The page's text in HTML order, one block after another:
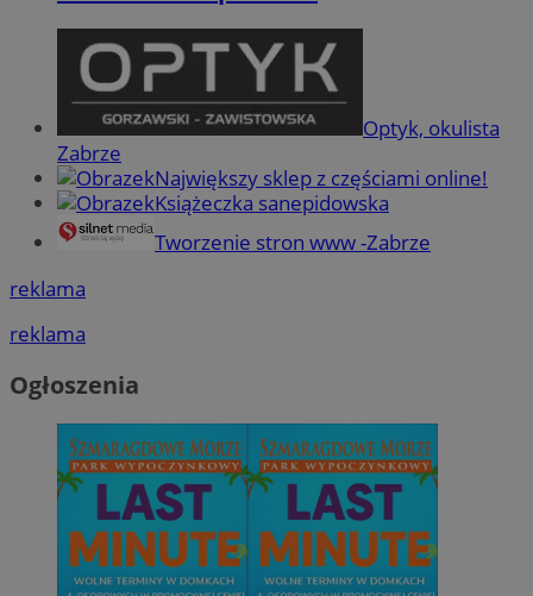
Optyk, okulista
Zabrze
Największy sklep z częściami online!
Książeczka sanepidowska
Tworzenie stron www -Zabrze
reklama
reklama
Ogłoszenia